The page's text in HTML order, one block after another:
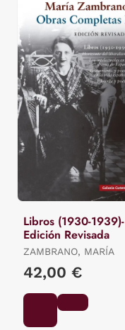
Libros (1930-1939)-
Edición Revisada
ZAMBRANO, MARÍA
42,00 €